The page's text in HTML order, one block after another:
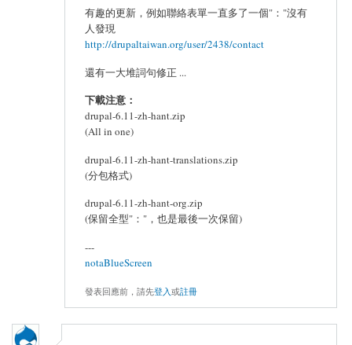
有趣的更新，例如聯絡表單一直多了一個"："沒有
人發現
http://drupaltaiwan.org/user/2438/contact
還有一大堆詞句修正 ...
下載注意：
drupal-6.11-zh-hant.zip
(All in one)
drupal-6.11-zh-hant-translations.zip
(分包格式)
drupal-6.11-zh-hant-org.zip
(保留全型"："，也是最後一次保留)
---
notaBlueScreen
發表回應前，請先登入或註冊